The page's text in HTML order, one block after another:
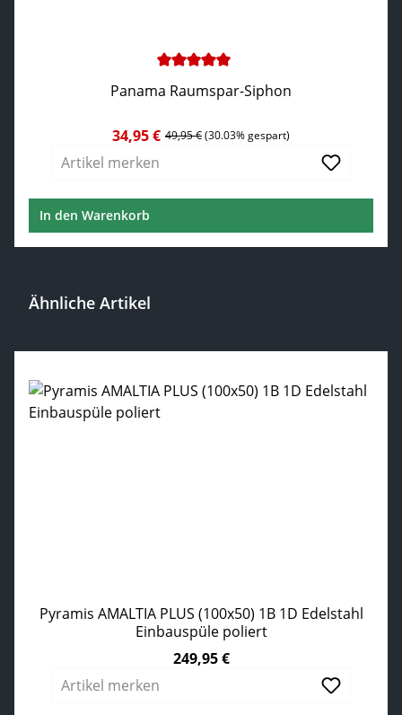
Durchschnittliche Bewertung von 5 von 5 Sternen
Panama Raumspar-Siphon
Verkaufspreis:34,95 € Regulärer Preis:
49,95 €(30.03% gespart)
Artikel merken
In den Warenkorb
Ähnliche Artikel
Pyramis AMALTIA PLUS (100x50) 1B 1D Edelstahl
Einbauspüle poliert
249,95 €
Artikel merken